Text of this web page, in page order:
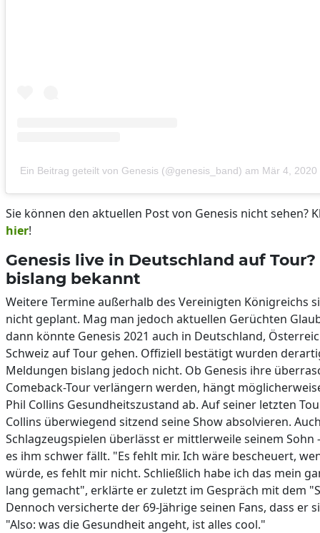
Ein Beitrag geteilt von Genesis (@genesis_band) am Mär 4,
Sie können den aktuellen Post von Genesis nicht sehen?
hier!
Genesis live in Deutschland auf Tour?
bislang bekannt
Weitere Termine außerhalb des Vereinigten Königreichs
nicht geplant. Mag man jedoch aktuellen Gerüchten
dann könnte Genesis 2021 auch in Deutschland,
Schweiz auf Tour gehen. Offiziell bestätigt wurden
Meldungen bislang jedoch nicht. Ob Genesis ihre
Comeback-Tour verlängern werden, hängt
Phil Collins Gesundheitszustand ab. Auf seiner letzten
Collins überwiegend sitzend seine Show absolvieren.
Schlagzeugspielen überlässt er mittlerweile seinem Sohn
es ihm schwer fällt. "Es fehlt mir. Ich wäre bescheuert,
würde, es fehlt mir nicht. Schließlich habe ich das mein
lang gemacht", erklärte er zuletzt im Gespräch mit dem
Dennoch versicherte der 69-Jährige seinen Fans, dass er
"Also: was die Gesundheit angeht, ist alles cool."